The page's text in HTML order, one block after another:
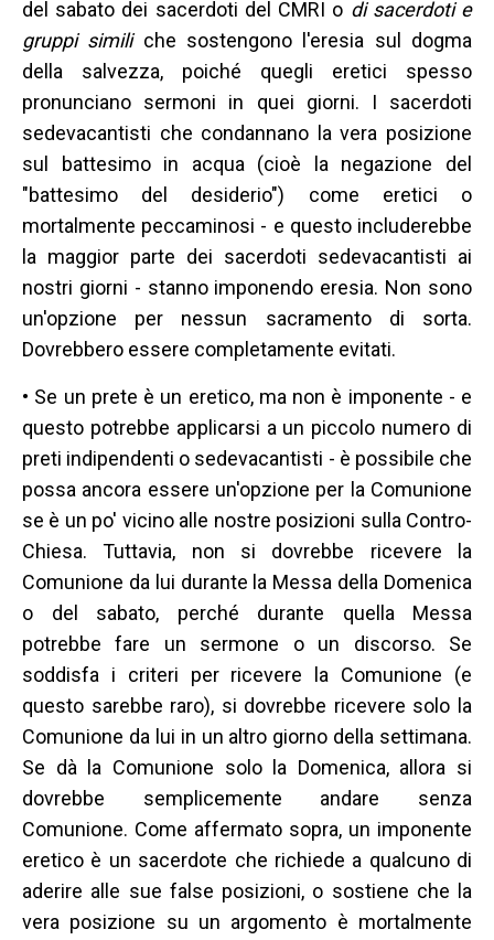
del sabato dei sacerdoti del CMRI o di sacerdoti e
gruppi similiche sostengono l'eresia sul dogma
della salvezza, poiché quegli eretici spesso
pronunciano sermoni in quei giorni. I sacerdoti
sedevacantisti che condannano la vera posizione
sul battesimo in acqua (cioè la negazione del
"battesimo del desiderio") come eretici o
mortalmente peccaminosi - e questo includerebbe
la maggior parte dei sacerdoti sedevacantisti ai
nostri giorni - stanno imponendo eresia. Non sono
un'opzione per nessun sacramento di sorta.
Dovrebbero essere completamente evitati.
• Se un prete è un eretico, ma non è imponente - e
questo potrebbe applicarsi a un piccolo numero di
preti indipendenti o sedevacantisti - è possibile che
possa ancora essere un'opzione per la Comunione
se è un po' vicino alle nostre posizioni sulla Contro-
Chiesa. Tuttavia, non si dovrebbe ricevere la
Comunione da lui durante la Messa della Domenica
o del sabato, perché durante quella Messa
potrebbe fare un sermone o un discorso. Se
soddisfa i criteri per ricevere la Comunione (e
questo sarebbe raro), si dovrebbe ricevere solo la
Comunione da lui in un altro giorno della settimana.
Se dà la Comunione solo la Domenica, allora si
dovrebbe semplicemente andare senza
Comunione. Come affermato sopra, un imponente
eretico è un sacerdote che richiede a qualcuno di
aderire alle sue false posizioni, o sostiene che la
vera posizione su un argomento è mortalmente